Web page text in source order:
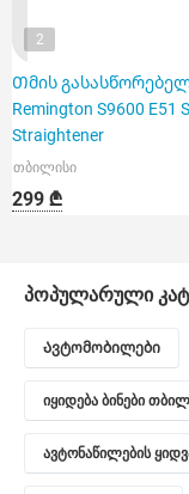
2
Თმის
Remington S9600 E51
Straightener
თბილისი
299 ₾
პოპულარული
Ავტომობილები
იყიდება ბინები
ავტონაწილების